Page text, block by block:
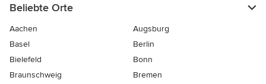
Beliebte Orte
Aachen
Augsburg
Basel
Berlin
Bielefeld
Bonn
Braunschweig
Bremen